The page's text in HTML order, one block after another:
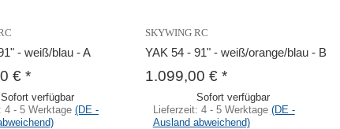
- weiß/blau - A
€ *
Sofort verfügbar
4 - 5 Werktage (DE -
SKYWING RC
YAK 54 - 91" - weiß/orange/blau - B
1.099,00 € *
Sofort verfügbar
Lieferzeit: 4 - 5 Werktage (DE -
Ausland abweichend)